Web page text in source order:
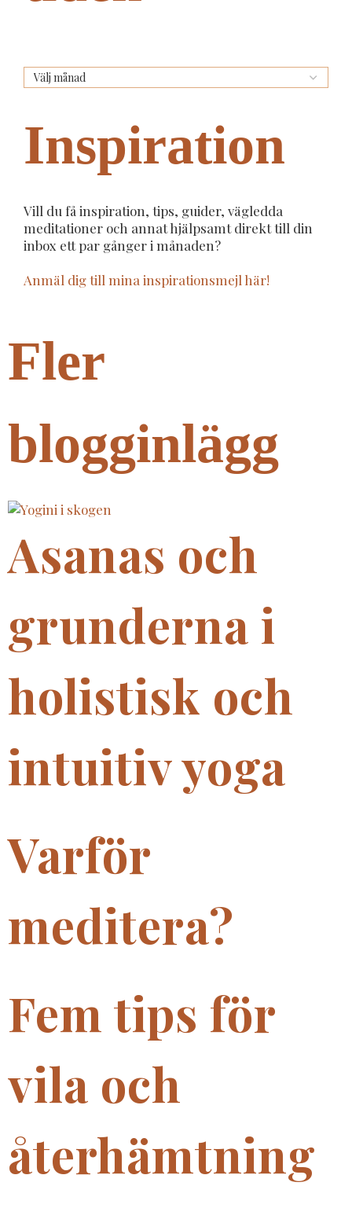
Inspiration
Vill du få inspiration, tips, guider, vägledda
meditationer och annat hjälpsamt direkt till din
inbox ett par gånger i månaden?
Anmäl dig till mina inspirationsmejl här!
Fler
blogginlägg
Asanas och
grunderna i
holistisk och
intuitiv yoga
Varför
meditera?
Fem tips för
vila och
återhämtning